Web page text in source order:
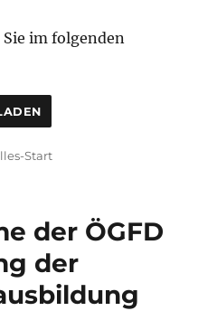
im folgenden
Start
der ÖGFD
der